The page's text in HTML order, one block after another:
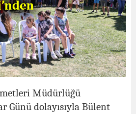
Müdürlüğü
Günü dolayısıyla Bülent